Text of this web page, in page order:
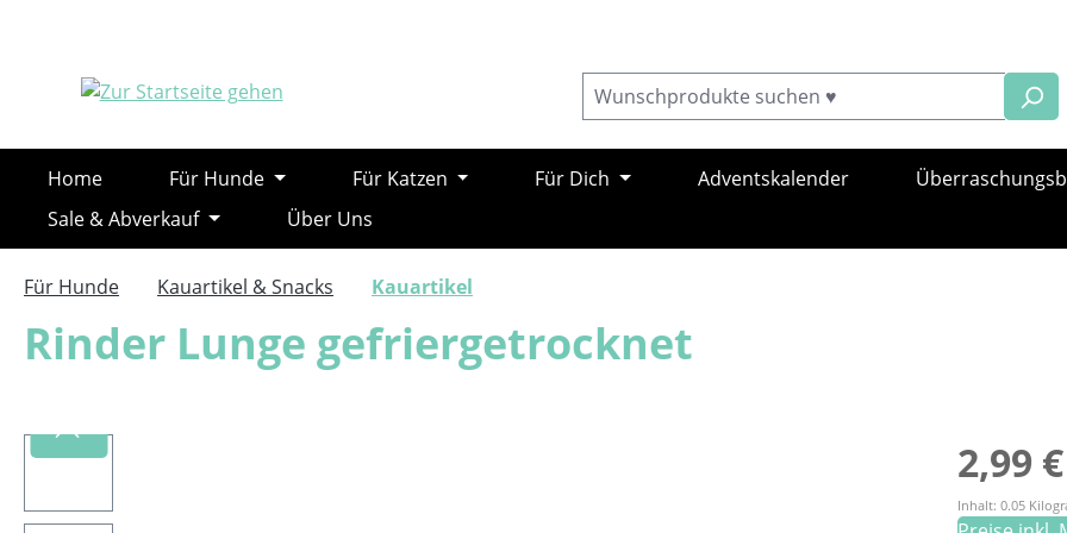
Home Für Hunde Für Katzen Für Dich Adventskalender
Sale & Abverkauf
Über Uns
Für Hunde Kauartikel & Snacks Kauartikel
Rinder Lunge gefriergetrocknet
Bildergalerie überspringen Regulärer
2,99 €
Inhalt: 0.05